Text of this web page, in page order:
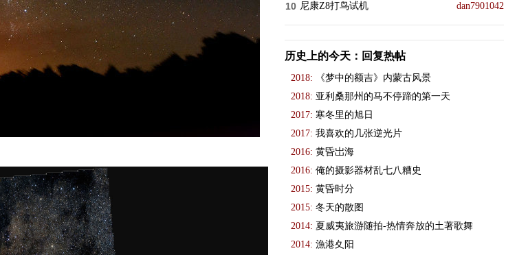
10 尼康Z8打鸟试机 dan7901042
历史上的今天：回复热帖
2018:
《梦中的额吉》内蒙古风景
2018: 亚利桑那州的马不停蹄的第一天
2017: 寒冬里的旭日
2017: 我喜欢的几张逆光片
2016: 黄昏岀海
2016: 俺的摄影器材乱七八糟史
2015: 黄昏时分
2015: 冬天的散图
2014: 夏威夷旅游随拍-热情奔放的土著歌舞
2014: 漁港夊阳